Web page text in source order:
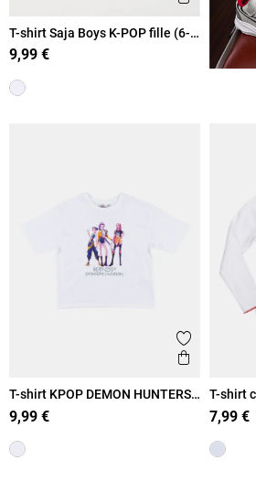
T-shirt Saja Boys K-POP fille (6-
12A)
9,99 €
Ajouter aux
Aperçu
T-shirt KPOP DEMON HUNTERS
fille (6-12A)
9,99 €
T-shirt
(3-8A)
7,99 €